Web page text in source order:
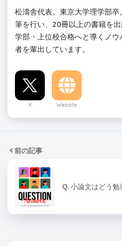
松濤舎代表。東京大学理学部
筆を行い、20冊以上の書籍を
学部・上位校合格へと導くノ
者を輩出しています。
X Website
前の記事
Q. 小論文はどう勉